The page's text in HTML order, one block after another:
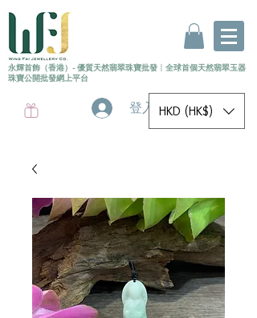
永輝首飾（香港）- 優質天然翡翠珠寶批發 〡 全球首個天然翡翠玉器
珠寶公開批發網上平台
登入 HKD (HK$)